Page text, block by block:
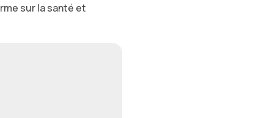
sur la santé et